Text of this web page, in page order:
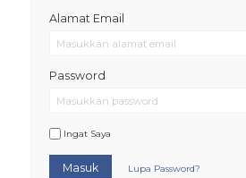
Alamat Email
Password
Ingat Saya
Masuk Lupa Password?